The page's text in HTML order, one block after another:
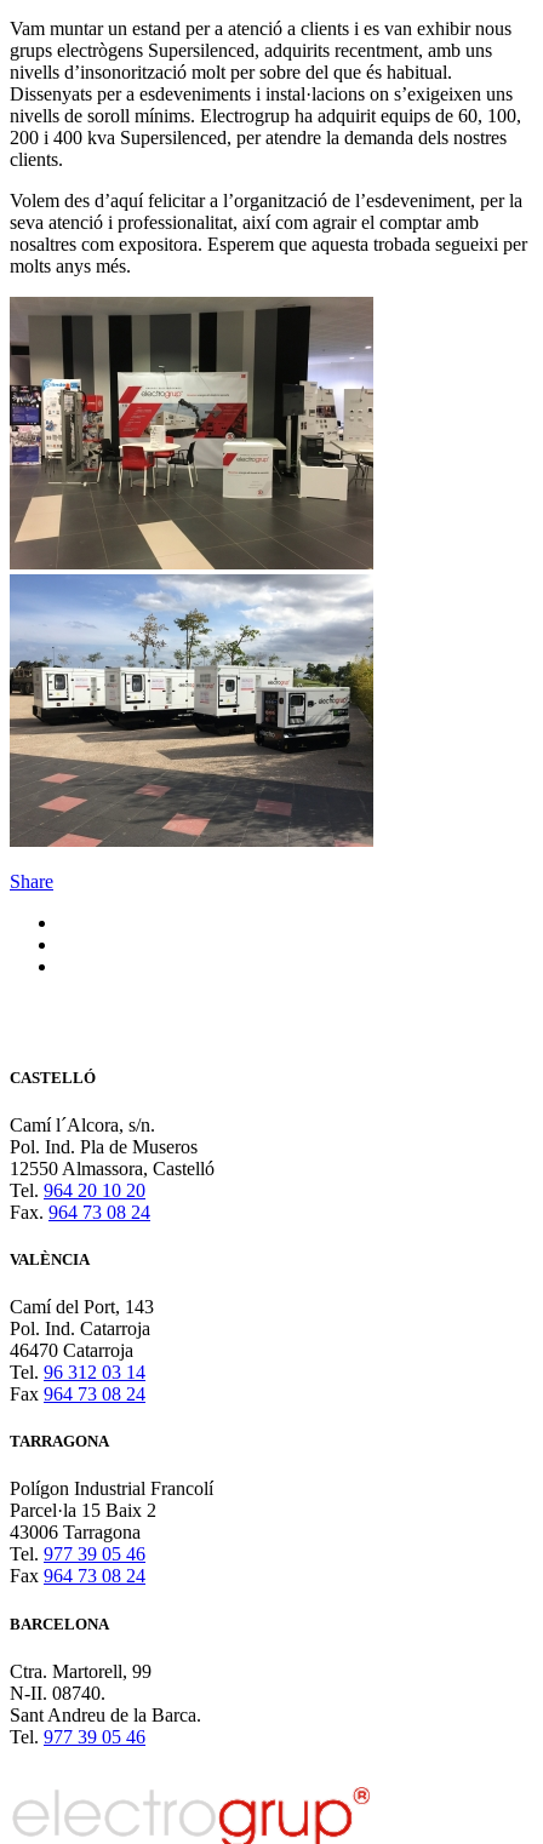
Vam muntar un estand per a atenció a clients i es van exhibir nous
grups electrògens Supersilenced, adquirits recentment, amb uns
nivells d’insonorització molt per sobre del que és habitual.
Dissenyats per a esdeveniments i instal·lacions on s’exigeixen uns
nivells de soroll mínims. Electrogrup ha adquirit equips de 60, 100,
200 i 400 kva Supersilenced, per atendre la demanda dels nostres
clients.
Volem des d’aquí felicitar a l’organització de l’esdeveniment, per la
seva atenció i professionalitat, així com agrair el comptar amb
nosaltres com expositora. Esperem que aquesta trobada segueixi per
molts anys més.
Share
CASTELLÓ
Camí l´Alcora, s/n.
Pol. Ind. Pla de Museros
12550 Almassora, Castelló
Tel. 964 20 10 20
Fax. 964 73 08 24
VALÈNCIA
Camí del Port, 143
Pol. Ind. Catarroja
46470 Catarroja
Tel. 96 312 03 14
Fax 964 73 08 24
TARRAGONA
Polígon Industrial Francolí
Parcel·la 15 Baix 2
43006 Tarragona
Tel. 977 39 05 46
Fax 964 73 08 24
BARCELONA
Ctra. Martorell, 99
N-II. 08740.
Sant Andreu de la Barca.
Tel. 977 39 05 46